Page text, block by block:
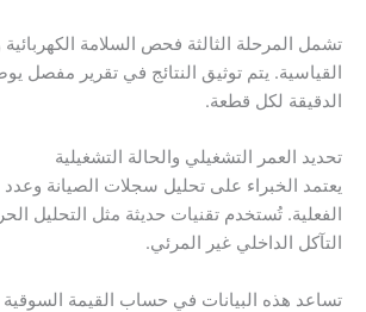
تشمل المرحلة الثالثة فحص السلامة
القياسية. يتم توثيق النتائج في تقرير مفصل
الدقيقة لكل قطعة.
تحديد العمر التشغيلي والحالة التشغيلية
يعتمد الخبراء على تحليل سجلات الصيانة
الفعلية. تُستخدم تقنيات حديثة مثل التحليل
التآكل الداخلي غير المرئي.
تساعد هذه البيانات في حساب القيمة السوقية